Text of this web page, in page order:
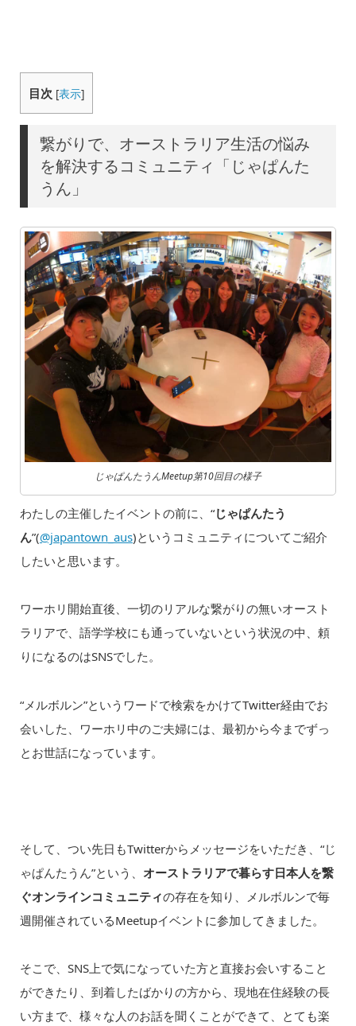
目次 [表示]
繋がりで、オーストラリア生活の悩み
を解決するコミュニティ「じゃぱんた
うん」
じゃぱんたうんMeetup第10回目の様子
わたしの主催したイベントの前に、“じゃぱんたう
ん”(@japantown_aus)というコミュニティについてご紹介
したいと思います。
ワーホリ開始直後、一切のリアルな繋がりの無いオースト
ラリアで、語学学校にも通っていないという状況の中、頼
りになるのはSNSでした。
“メルボルン”というワードで検索をかけてTwitter経由でお
会いした、ワーホリ中のご夫婦には、最初から今までずっ
とお世話になっています。
そして、つい先日もTwitterからメッセージをいただき、“じ
ゃぱんたうん”という、 オーストラリアで暮らす日本人を繋
ぐオンラインコミュニティの存在を知り、メルボルンで毎
週開催されているMeetupイベントに参加してきました。
そこで、SNS上で気になっていた方と直接お会いすること
ができたり、到着したばかりの方から、現地在住経験の長
い方まで、様々な人のお話を聞くことができて、とても楽